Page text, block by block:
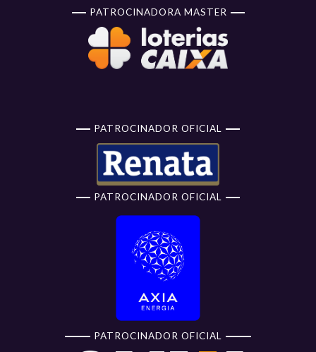
PATROCINADORA MASTER
PATROCINADOR OFICIAL
PATROCINADOR OFICIAL
PATROCINADOR OFICIAL